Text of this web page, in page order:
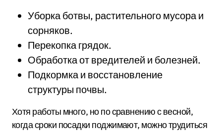
Уборка ботвы, растительного мусора и
сорняков.
Перекопка грядок.
Обработка от вредителей и болезней.
Подкормка и восстановление
структуры почвы.
Хотя работы много, но по сравнению с весной,
когда сроки посадки поджимают, можно трудиться